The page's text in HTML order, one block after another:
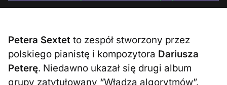
Petera Sextet to zespół stworzony przez
polskiego pianistę i kompozytora Dariusza
Peterę. Niedawno ukazał się drugi album
grupy zatytułowany “Władza algorytmów”.